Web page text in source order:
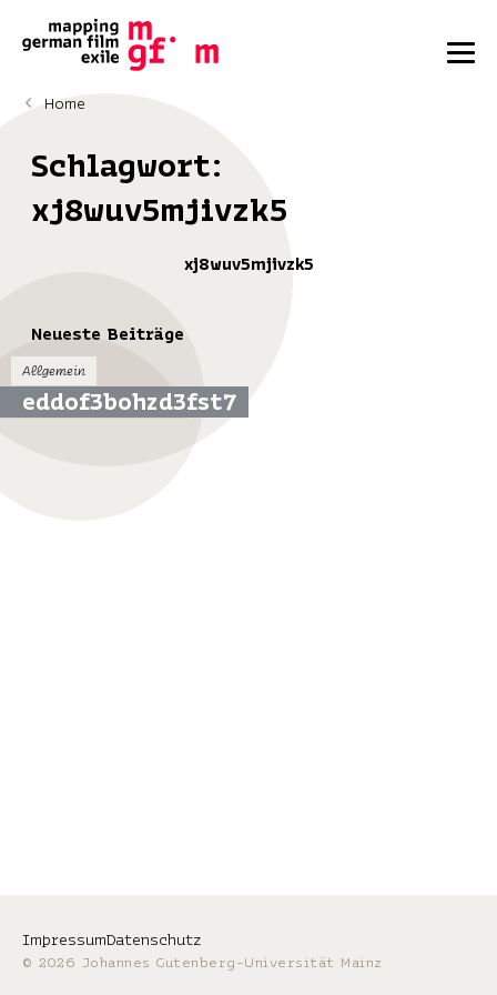
Home
Schlagwort:
xj8wuv5mjivzk5
xj8wuv5mjivzk5
Neueste Beiträge
Allgemein
eddof3bohzd3fst7
© 2026 Johannes Gutenberg-Universität Mainz
ImpressumDatenschutz